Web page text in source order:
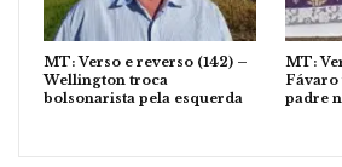
MT: Verso e reverso (142) –
Wellington troca
bolsonarista pela esquerda
MT:
Fávaro
padre